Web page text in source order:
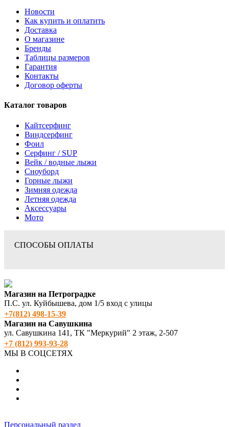
Новости
Как купить и оплатить
Доставка
О магазине
Бренды
Таблицы размеров
Гарантия
Контакты
Договор оферты
Каталог товаров
Кайтсерфинг
Виндсерфинг
Фоил
Серфинг / SUP
Вейк / водные лыжи
Сноуборд
Горные лыжи
Зимняя одежда
Летняя одежда
Аксессуары
Мото
СПОСОБЫ ОПЛАТЫ
Магазин на Петроградке
П.С. ул. Куйбышева, дом 1/5 вход с улицы
+7(812) 498‑15-39
Магазин на Савушкина
ул. Савушкина 141, ТК "Меркурий" 2 этаж, 2-507
+7 (812) 993-93-28
МЫ В СОЦСЕТЯХ
Персональный раздел